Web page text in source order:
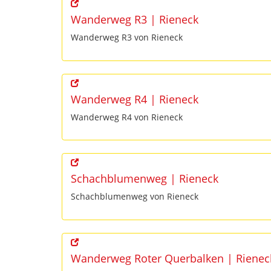
Wanderweg R3 | Rieneck
Wanderweg R3 von Rieneck
Wanderweg R4 | Rieneck
Wanderweg R4 von Rieneck
Schachblumenweg | Rieneck
Schachblumenweg von Rieneck
Wanderweg Roter Querbalken |